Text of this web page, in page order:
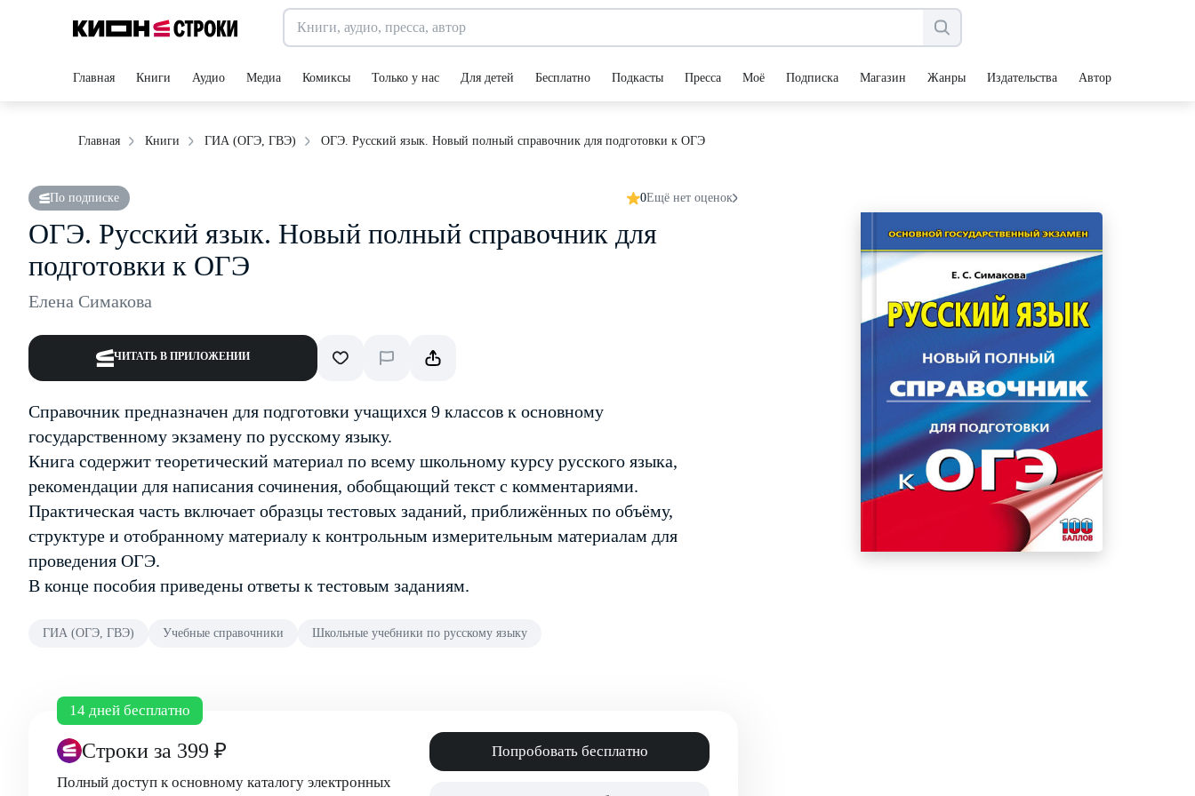
Главная Книги Аудио Медиа Комиксы Только у нас Для детей Бесплатно Подкасты Пресса Моё Подписка Магазин Жанры Издательства Авторы
Главная Книги ГИА (ОГЭ, ГВЭ) ОГЭ. Русский язык. Новый полный справочник для подготовки к ОГЭ
По подписке 0Ещё нет оценок
ОГЭ. Русский язык. Новый полный справочник для
подготовки к ОГЭ
Елена Симакова
ЧИТАТЬ В ПРИЛОЖЕНИИ
Справочник предназначен для подготовки учащихся 9 классов к основному
государственному экзамену по русскому языку.
Книга содержит теоретический материал по всему школьному курсу русского языка,
рекомендации для написания сочинения, обобщающий текст с комментариями.
Практическая часть включает образцы тестовых заданий, приближённых по объёму,
структуре и отобранному материалу к контрольным измерительным материалам для
проведения ОГЭ.
В конце пособия приведены ответы к тестовым заданиям.
ГИА (ОГЭ, ГВЭ) Учебные справочники Школьные учебники по русскому языку
14 дней бесплатно
Строки за 399 ₽
Полный доступ к основному каталогу электронных
Попробовать бесплатно